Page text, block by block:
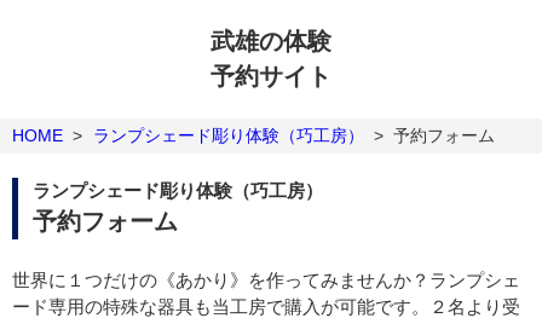
武雄の体験
予約サイト
HOME > ランプシェード彫り体験（巧工房） > 予約フォーム
ランプシェード彫り体験（巧工房）
予約フォーム
世界に１つだけの《あかり》を作ってみませんか？ランプシェ
ード専用の特殊な器具も当工房で購入が可能です。２名より受